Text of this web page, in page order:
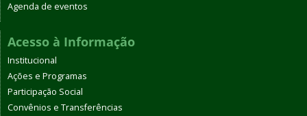
Agenda de eventos
Acesso à Informação
Institucional
Ações e Programas
Participação Social
Convênios e Transferências